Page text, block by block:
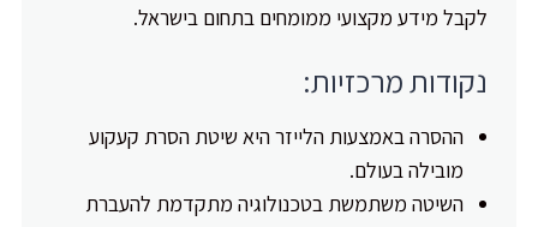
לקבל מידע מקצועי ממומחים בתחום בישראל.
נקודות מרכזיות:
ההסרה באמצעות הלייזר היא שיטת הסרת קעקוע
מובילה בעולם.
השיטה משתמשת בטכנולוגיה מתקדמת להעברת